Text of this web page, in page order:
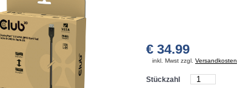
€ 34.99
inkl. Mwst zzgl. Versandkosten
Stückzahl